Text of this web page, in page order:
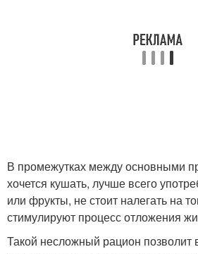
В промежутках между основными
хочется кушать, лучше всего
или фрукты, не стоит налегать на
стимулируют процесс отложения
Такой несложный рацион позволит